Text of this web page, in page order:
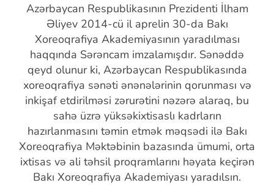
Azərbaycan Respublikasının Prezidenti İlham
Əliyev 2014-cü il aprelin 30-da Bakı
Xoreoqrafiya Akademiyasının yaradılması
haqqında Sərəncam imzalamışdır. Sənəddə
qeyd olunur ki, Azərbaycan Respublikasında
xoreoqrafiya sənəti ənənələrinin qorunması və
inkişaf etdirilməsi zərurətini nəzərə alaraq, bu
sahə üzrə yüksəkixtisaslı kadrların
hazırlanmasını təmin etmək məqsədi ilə Bakı
Xoreoqrafiya Məktəbinin bazasında ümumi, orta
ixtisas və ali təhsil proqramlarını həyata keçirən
Bakı Xoreoqrafiya Akademiyası yaradılsın.